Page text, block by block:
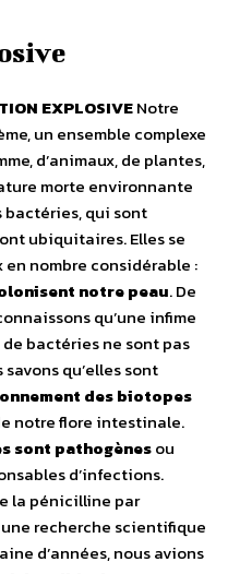
EXPLOSIVENotre
un ensemble complexe
d’animaux, de plantes,
morte environnante
qui sont
ubiquitaires. Elles se
nombre considérable :
notre peau. De
qu’une infime
bactéries ne sont pas
qu’elles sont
des biotopes
notre flore intestinale.
sont pathogènesou
d’infections.
la pénicilline par
recherche scientifique
d’années, nous avions